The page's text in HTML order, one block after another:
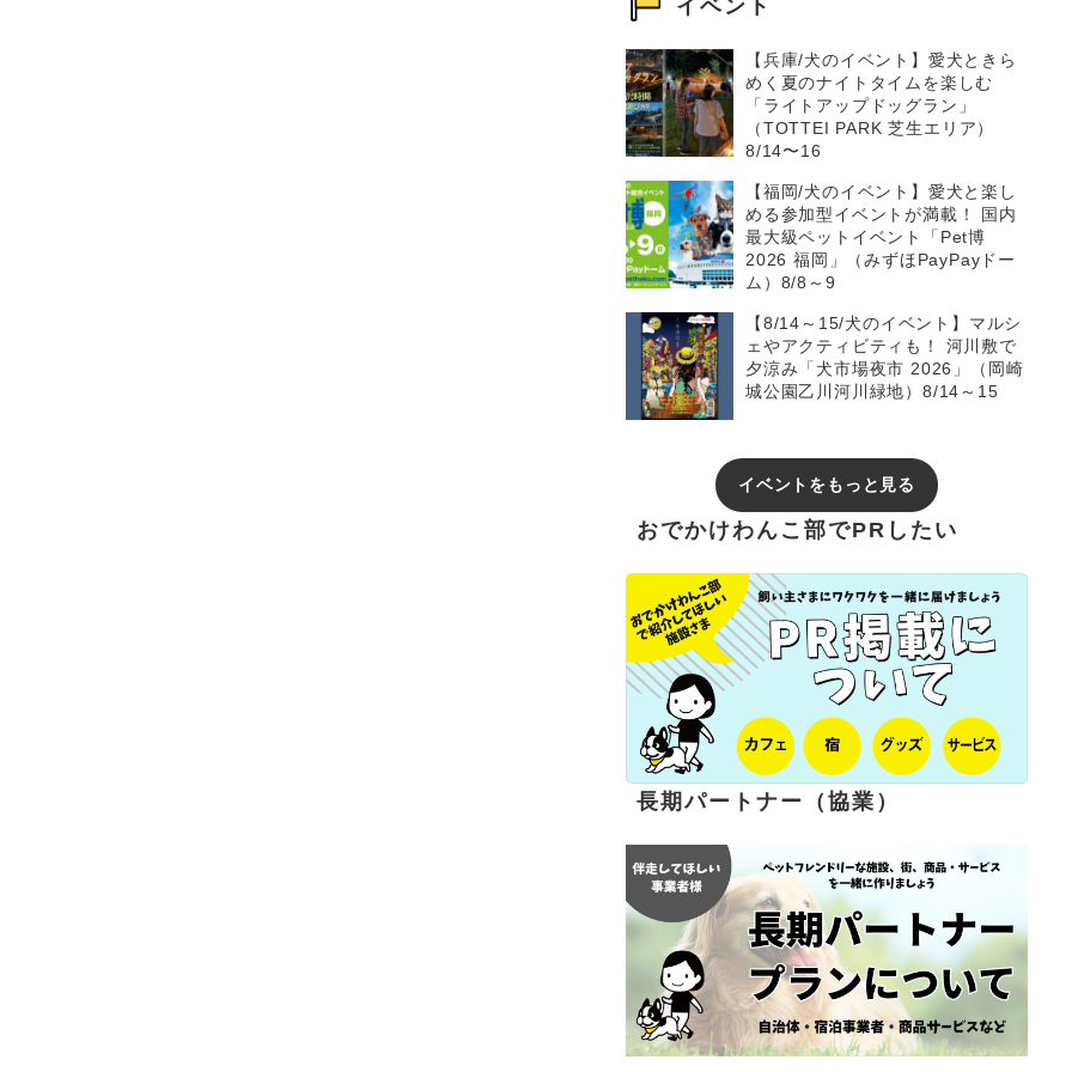
イベント
【兵庫/犬のイベント】愛犬ときら
めく夏のナイトタイムを楽しむ
「ライトアップドッグラン」
（TOTTEI PARK 芝生エリア）
8/14〜16
【福岡/犬のイベント】愛犬と楽し
める参加型イベントが満載！ 国内
最大級ペットイベント「Pet博
2026 福岡」（みずほPayPayドー
ム）8/8～9
【8/14～15/犬のイベント】マルシ
ェやアクティビティも！ 河川敷で
夕涼み「犬市場夜市 2026」（岡崎
城公園乙川河川緑地）8/14～15
イベントをもっと見る
おでかけわんこ部でPRしたい
長期パートナー（協業）